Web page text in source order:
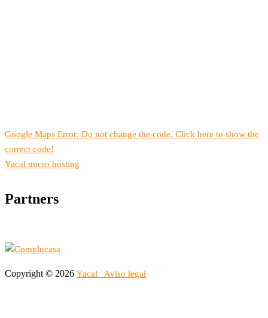
Google Maps Error: Do not change the code. Click here to show the
correct code!
Yacal micro hosting
Partners
Copyright © 2026 Yacal Aviso legal